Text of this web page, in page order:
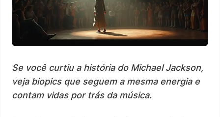
Se você curtiu a história do Michael Jackson,
veja biopics que seguem a mesma energia e
contam vidas por trás da música.